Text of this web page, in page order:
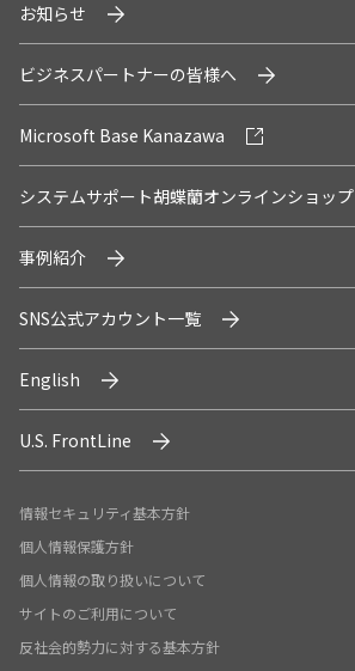
カスタマーハラスメントに関する指針
電子公告
ソーシャルメディアポリシー
お知らせ
ビジネスパートナーの皆様へ
Microsoft Base Kanazawa
システムサポート胡蝶蘭オンラインショップ
事例紹介
SNS公式アカウント一覧
English
U.S. FrontLine
情報セキュリティ基本方針
個人情報保護方針
個人情報の取り扱いについて
サイトのご利用について
反社会的勢力に対する基本方針